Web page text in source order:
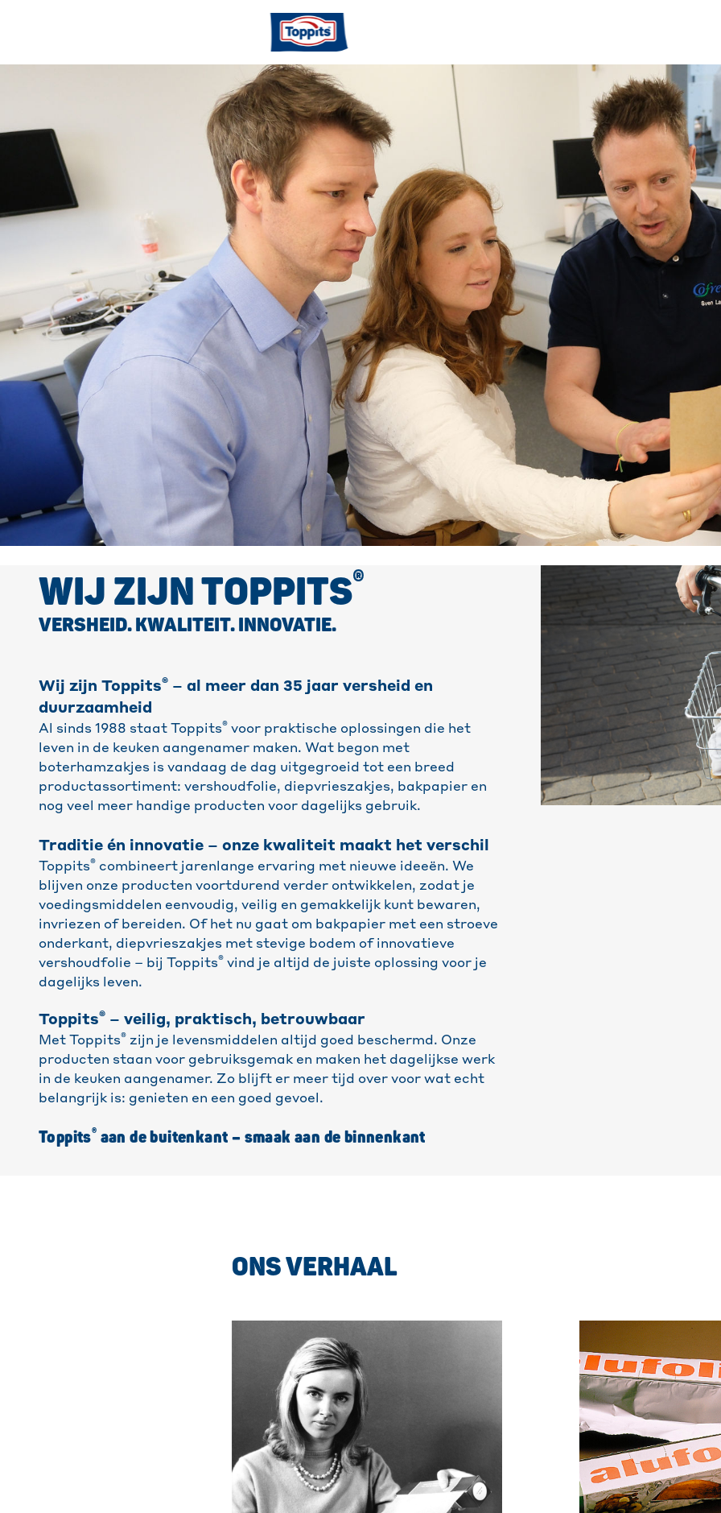
WIJ ZIJN TOPPITS®
VERSHEID. KWALITEIT. INNOVATIE.
Wij zijn Toppits® – al meer dan 35 jaar versheid en
duurzaamheid
Al sinds 1988 staat Toppits® voor praktische oplossingen die het
leven in de keuken aangenamer maken. Wat begon met
boterhamzakjes is vandaag de dag uitgegroeid tot een breed
productassortiment: vershoudfolie, diepvrieszakjes, bakpapier en
nog veel meer handige producten voor dagelijks gebruik.
Traditie én innovatie – onze kwaliteit maakt het verschil
Toppits® combineert jarenlange ervaring met nieuwe ideeën. We
blijven onze producten voortdurend verder ontwikkelen, zodat je
voedingsmiddelen eenvoudig, veilig en gemakkelijk kunt bewaren,
invriezen of bereiden. Of het nu gaat om bakpapier met een stroeve
onderkant, diepvrieszakjes met stevige bodem of innovatieve
vershoudfolie – bij Toppits® vind je altijd de juiste oplossing voor je
dagelijks leven.
Toppits® – veilig, praktisch, betrouwbaar
Met Toppits® zijn je levensmiddelen altijd goed beschermd. Onze
producten staan voor gebruiksgemak en maken het dagelijkse werk
in de keuken aangenamer. Zo blijft er meer tijd over voor wat echt
belangrijk is: genieten en een goed gevoel.
Toppits® aan de buitenkant – smaak aan de binnenkant
ONS VERHAAL